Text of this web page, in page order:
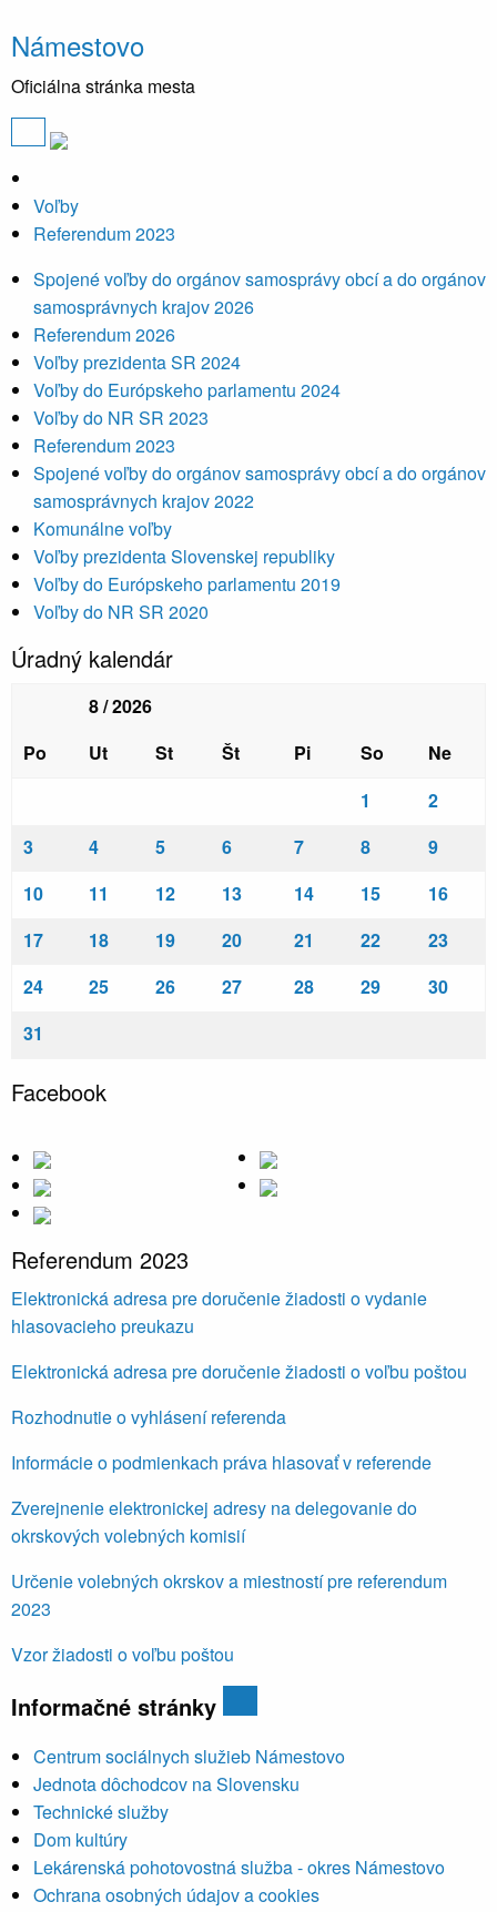
Námestovo
Oficiálna stránka mesta
Voľby
Referendum 2023
Spojené voľby do orgánov samosprávy obcí a do orgánov
samosprávnych krajov 2026
Referendum 2026
Voľby prezidenta SR 2024
Voľby do Európskeho parlamentu 2024
Voľby do NR SR 2023
Referendum 2023
Spojené voľby do orgánov samosprávy obcí a do orgánov
samosprávnych krajov 2022
Komunálne voľby
Voľby prezidenta Slovenskej republiky
Voľby do Európskeho parlamentu 2019
Voľby do NR SR 2020
Úradný kalendár
8 / 2026
Po
Ut St Št Pi So
Ne
1
2
3
4 5 6 7 8
9
10
11 12 13 14 15
16
17
18 19 20 21 22
23
24
25 26 27 28 29
30
31
Facebook
Referendum 2023
Elektronická adresa pre doručenie žiadosti o vydanie
hlasovacieho preukazu
Elektronická adresa pre doručenie žiadosti o voľbu poštou
Rozhodnutie o vyhlásení referenda
Informácie o podmienkach práva hlasovať v referende
Zverejnenie elektronickej adresy na delegovanie do
okrskových volebných komisií
Určenie volebných okrskov a miestností pre referendum
2023
Vzor žiadosti o voľbu poštou
Informačné stránky
Centrum sociálnych služieb Námestovo
Jednota dôchodcov na Slovensku
Technické služby
Dom kultúry
Lekárenská pohotovostná služba - okres Námestovo
Ochrana osobných údajov a cookies